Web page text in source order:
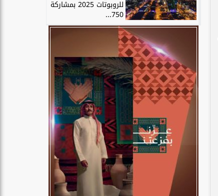
للروبوتات 2025 بمشاركة
750...